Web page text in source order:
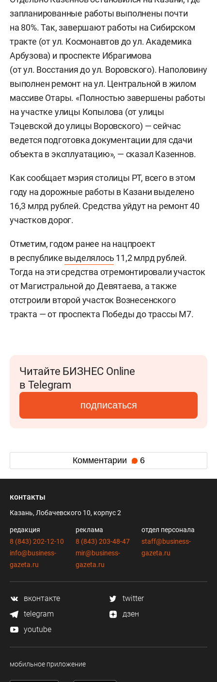
запланированные работы выполнены почти
на 80%. Так, завершают работы на Сибирском
тракте (от ул. Космонавтов до ул. Академика
Арбузова) и проспекте Ибрагимова
(от ул. Восстания до ул. Воровского). Наполовину
выполнен ремонт на ул. Центральной в жилом
массиве Отары. «Полностью завершены работы
на участке улицы Копылова (от улицы
Тэцевской до улицы Воровского) — сейчас
ведется подготовка документации для сдачи
объекта в эксплуатацию», — сказал Казеннов.
Как сообщает мэрия столицы РТ, всего в этом
году на дорожные работы в Казани выделено
16,3 млрд рублей. Средства уйдут на ремонт 40
участков дорог.
Отметим, годом ранее на нацпроект
в республике выделялось 11,2 млрд рублей.
Тогда на эти средства отремонтировали участок
от Магистральной до Девятаева, а также
отстроили второй участок Вознесенского
тракта — от проспекта Победы до трассы М7.
Читайте БИЗНЕС Online
в Telegram
подписаться
Комментарии 6
контакты
Казань, Лобачевского 10, корпус 2
редакция
8 (843) 202-12-10
info@business-
gazeta.ru
реклама
8 (843) 203-48-47
mir@business-
gazeta.ru
отдел персонала
staff@business-
gazeta.ru
вконтакте
twitter
telegram
дзен
youtube
мобильное приложение